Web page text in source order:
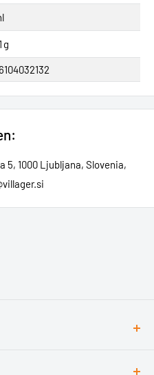
g
5, 1000 Ljubljana, Slovenia,